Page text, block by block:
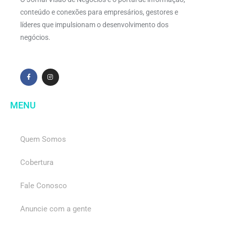
conteúdo e conexões para empresários, gestores e
líderes que impulsionam o desenvolvimento dos
negócios.
MENU
Quem Somos
Cobertura
Fale Conosco
Anuncie com a gente